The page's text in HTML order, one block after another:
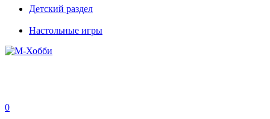
Детский раздел
Настольные игры
0